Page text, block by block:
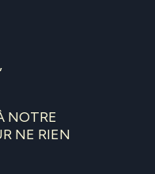
NOTRE
NE RIEN